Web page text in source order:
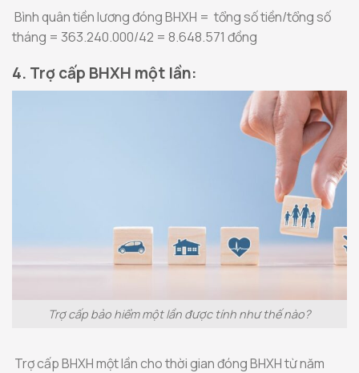
Bình quân tiền lương đóng BHXH = tổng số tiền/tổng ​​số
tháng = 363.240.000/42 = 8.648.571 đồng
4. Trợ cấp BHXH một lần:
Trợ cấp bảo hiểm một lần được tính như thế nào?
Trợ cấp BHXH một lần cho thời gian đóng BHXH từ năm